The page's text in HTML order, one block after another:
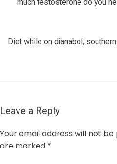
much testosterone do you
Diet while on dianabol,
Leave a Reply
Your email address will not be
are marked *